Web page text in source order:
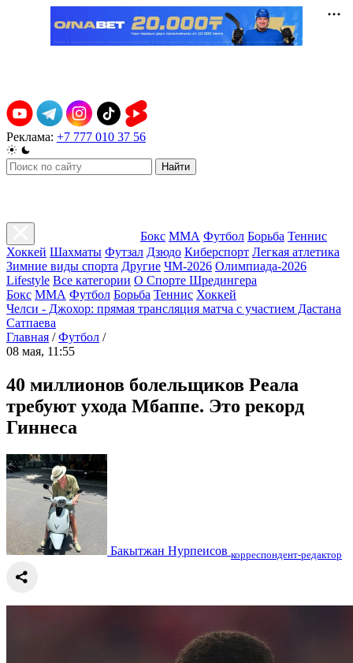
Реклама: +7 777 010 37 56
Найти
Бокс ММА Футбол Борьба Теннис
Хоккей Шахматы Футзал Дзюдо Киберспорт Легкая атлетика
Зимние виды спорта Другие ЧМ-2026 Олимпиада-2026
Lifestyle Все категории О Спорте Шредингера
Бокс ММА Футбол Борьба Теннис Хоккей
Челси - Джохор: прямая трансляция матча с участием Дастана
Сатпаева
Главная / Футбол /
08 мая, 11:55
40 миллионов болельщиков Реала
требуют ухода Мбаппе. Это рекорд
Гиннеса
Бакытжан Нурпеисов корреспондент-редактор